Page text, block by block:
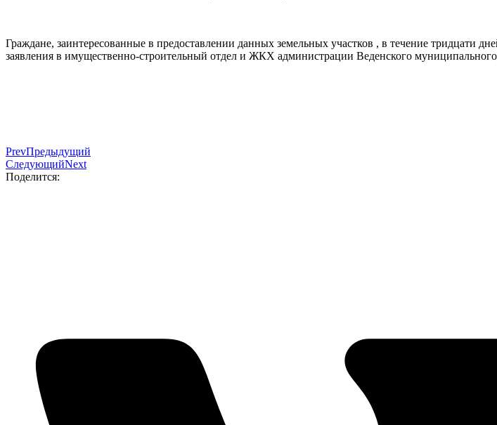
Граждане, заинтересованные в предоставлении данных земельных участков , в течение тридцати
заявления в имущественно-строительный отдел и ЖКХ администрации Веденского
PrevПредыдущий
СледующийNext
Поделится: